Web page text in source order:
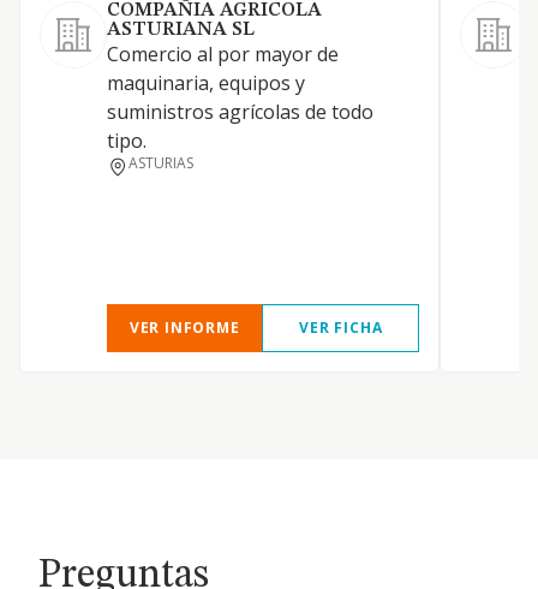
COMPAÑIA AGRICOLA
ASTURIANA SL
Comercio al por mayor de
maquinaria, equipos y
suministros agrícolas de todo
tipo.
ASTURIAS
VER INFORME VER FICHA
Preguntas